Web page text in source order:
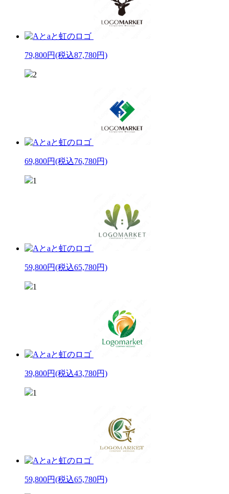
79,800円(税込87,780円)
2
69,800円(税込76,780円)
1
59,800円(税込65,780円)
1
39,800円(税込43,780円)
1
59,800円(税込65,780円)